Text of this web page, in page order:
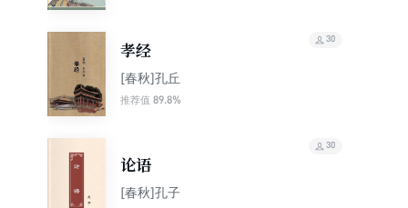
孝经
[春秋]孔丘
推荐值 89.8%
30
论语
[春秋]孔子
30